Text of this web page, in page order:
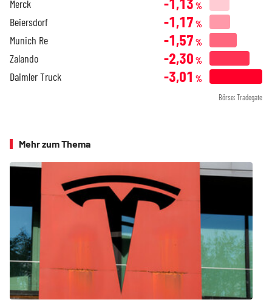
Merck %
Beiersdorf -1,17 %
Munich Re -1,57 %
Zalando -2,30 %
Daimler Truck -3,01 %
Börse: Tradegate
Mehr zum Thema